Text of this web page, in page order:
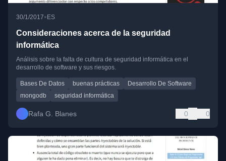
30/1/2017•ES
Consideraciones acerca de la seguridad
informática
Análisis sobre la falta de cultura de seguridad informática en el
desarrollo de software y sus riesgos.
Bases De Datos buenas prácticas
Desarrollo De Software
mongodb
seguridad informática
Rafa G. Blanes 0 0